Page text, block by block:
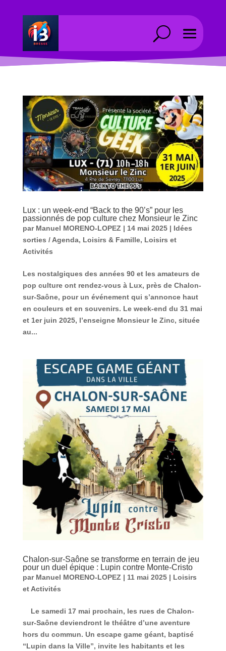
Lux : un week-end “Back to the 90’s” pour les
passionnés de pop culture chez Monsieur le Zinc
par Manuel MORENO-LOPEZ | 14 mai 2025| Idées
sorties / Agenda, Loisirs & Famille, Loisirs et
Activités
Les nostalgiques des années 90 et les amateurs de
pop culture ont rendez-vous à Lux, près de Chalon-
sur-Saône, pour un événement qui s’annonce haut
en couleurs et en souvenirs. Le week-end du 31 mai
et 1er juin 2025, l’enseigne Monsieur le Zinc, située
au...
Chalon-sur-Saône se transforme en terrain de jeu
pour un duel épique : Lupin contre Monte-Cristo
par Manuel MORENO-LOPEZ| 11 mai 2025| Loisirs
et Activités
Le samedi 17 mai prochain, les rues de Chalon-
sur-Saône deviendront le théâtre d’une aventure
hors du commun. Un escape game géant, baptisé
“Lupin dans la Ville”, invite les habitants et les